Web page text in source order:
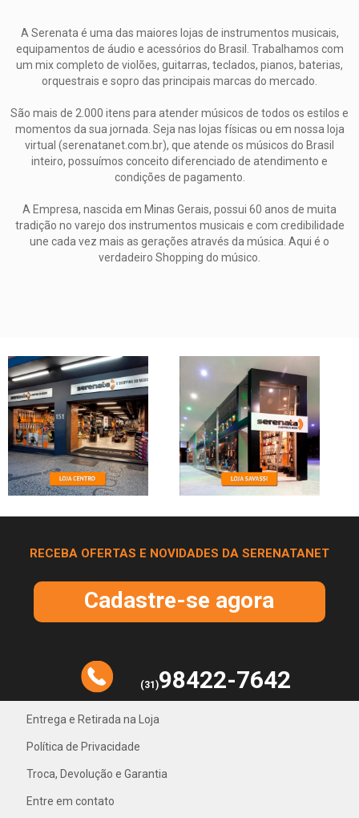
A Serenata é uma das maiores lojas de instrumentos musicais,
equipamentos de áudio e acessórios do Brasil. Trabalhamos com
um mix completo de violões, guitarras, teclados, pianos, baterias,
orquestrais e sopro das principais marcas do mercado.
São mais de 2.000 itens para atender músicos de todos os estilos e
momentos da sua jornada. Seja nas lojas físicas ou em nossa loja
virtual (serenatanet.com.br), que atende os músicos do Brasil
inteiro, possuímos conceito diferenciado de atendimento e
condições de pagamento.
A Empresa, nascida em Minas Gerais, possui 60 anos de muita
tradição no varejo dos instrumentos musicais e com credibilidade
une cada vez mais as gerações através da música. Aqui é o
verdadeiro Shopping do músico.
RECEBA OFERTAS E NOVIDADES DA SERENATANET
Cadastre-se agora
(31)98422-7642
4042-1018
Entrega e Retirada na Loja
Política de Privacidade
Troca, Devolução e Garantia
Entre em contato